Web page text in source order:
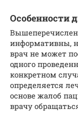
Особенности
информативны,
врач не может
одного
конкретном
определяется
основе жалоб
врачу